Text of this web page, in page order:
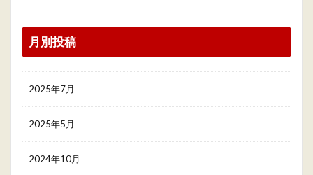
月別投稿
2025年7月
2025年5月
2024年10月